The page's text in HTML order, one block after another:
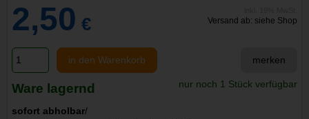
2,50 € Versand ab: siehe Shop
in den Warenkorb merken
Ware lagernd nur noch 1 Stück verfügbar
sofort abholbar/